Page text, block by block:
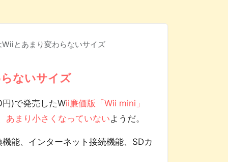
とあまり変わらないサイズ
ないサイズ
)で発売したWii廉価版「Wii mini」
あまり小さくなっていないようだ。
能、インターネット接続機能、SDカ